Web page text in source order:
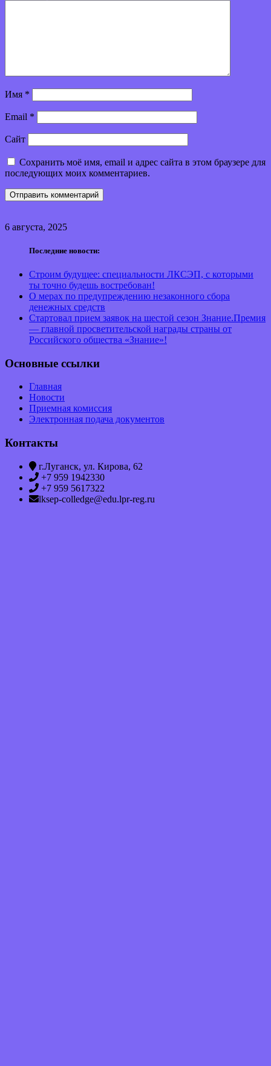
Имя *
Email *
Сайт
Сохранить моё имя, email и адрес сайта в этом браузере для
последующих моих комментариев.
6 августа, 2025
Последние новости:
Строим будущее: специальности ЛКСЭП, с которыми
ты точно будешь востребован!
О мерах по предупреждению незаконного сбора
денежных средств
Стартовал прием заявок на шестой сезон Знание.Премия
— главной просветительской награды страны от
Российского общества «Знание»!
Основные ссылки
Главная
Новости
Приемная комиссия
Электронная подача документов
Контакты
г.Луганск, ул. Кирова, 62
+7 959 1942330
+7 959 5617322
lksep-colledge@edu.lpr-reg.ru